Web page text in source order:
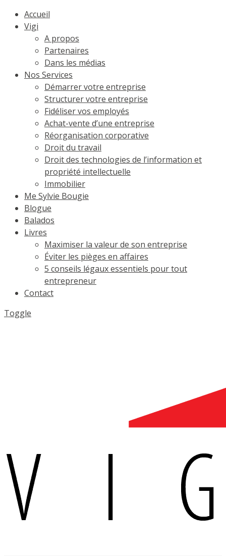
Accueil
Vigi
A propos
Partenaires
Dans les médias
Nos Services
Démarrer votre entreprise
Structurer votre entreprise
Fidéliser vos employés
Achat-vente d’une entreprise
Réorganisation corporative
Droit du travail
Droit des technologies de l’information et
propriété intellectuelle
Immobilier
Me Sylvie Bougie
Blogue
Balados
Livres
Maximiser la valeur de son entreprise
Éviter les pièges en affaires
5 conseils légaux essentiels pour tout
entrepreneur
Contact
Toggle